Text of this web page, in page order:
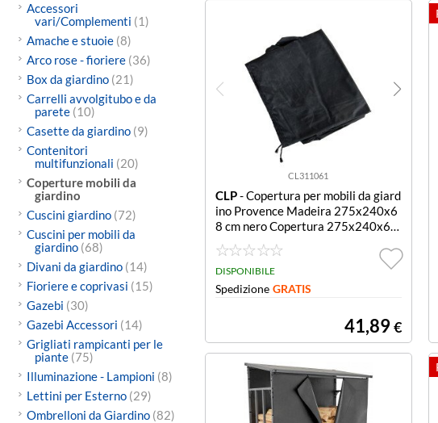
Accessori
vari/Complementi (1)
Amache e stuoie (8)
Arco rose - fioriere (36)
Box da giardino (21)
Carrelli avvolgitubo e da
parete (10)
Casette da giardino (9)
Contenitori
multifunzionali (20)
Coperture mobili da
giardino
Cuscini giardino (72)
Cuscini per mobili da
giardino (68)
Divani da giardino (14)
Fioriere e coprivasi (15)
Gazebi (30)
Gazebi Accessori (14)
Grigliati rampicanti per le
piante (75)
Illuminazione - Lampioni (8)
Lettini per Esterno (29)
Ombrelloni da Giardino (82)
CL311061
CLP- Copertura per mobili da giard
ino Provence Madeira 275x240x6
8 cm nero Copertura 275x240x68,
Provence, Madeira nero
DISPONIBILE
Spedizione GRATIS
41,89€